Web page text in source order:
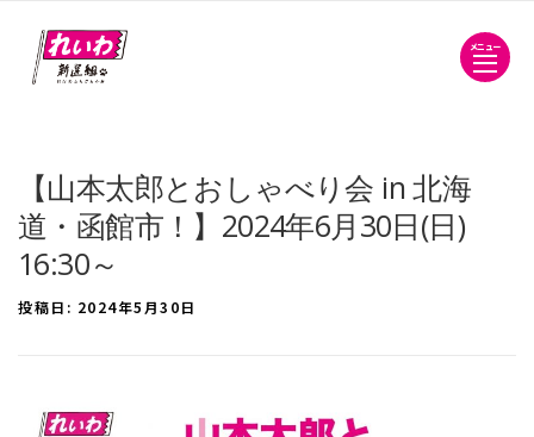
メニュー
【山本太郎とおしゃべり会 in 北海
道・函館市！】2024年6月30日(日)
16:30～
投稿日: 2024年5月30日